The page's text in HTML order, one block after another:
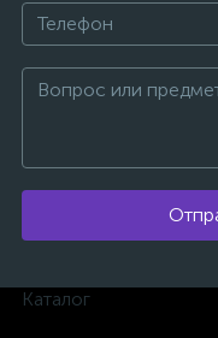
Каталог